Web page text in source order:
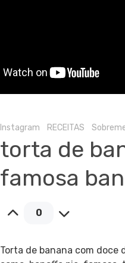
Instagram RECEITAS
torta de
famosa
0
Torta de banana com